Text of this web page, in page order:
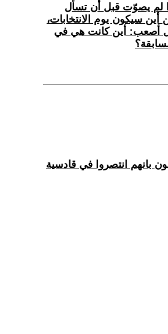
إذا لم يصوّت قبل أن تسأل
أين سيكون يوم الانتخابات،
أصعب: أين كانت هي في
بانهم انتصروا في قادسية